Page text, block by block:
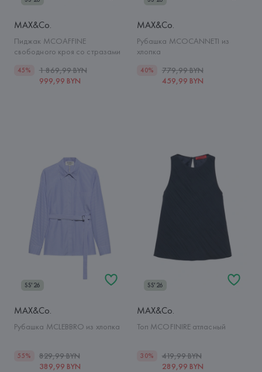
MAX&Co.
Пиджак MCOAFFINE
свободного кроя со стразами
45%
1 869,99 BYN
999,99 BYN
MAX&Co.
Рубашка MCOCANNETI из
хлопка
40%
779,99 BYN
459,99 BYN
SS'26
MAX&Co.
Рубашка MCLEBBRO из хлопка
55%
829,99 BYN
389,99 BYN
SS'26
MAX&Co.
Топ MCOFINIRE атласный
30%
419,99 BYN
289,99 BYN